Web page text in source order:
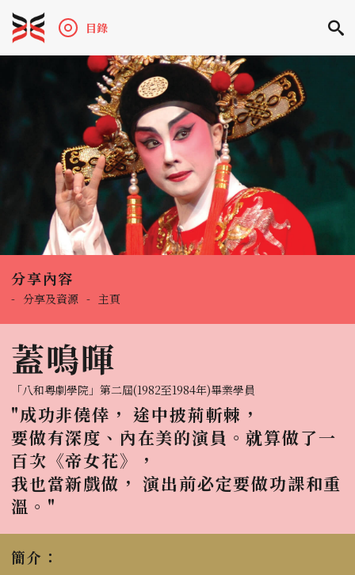
目錄
分享內容
- 分享及資源 - 主頁
蓋鳴暉
「八和粵劇學院」第二屆(1982至1984年)畢業學員
"成功非僥倖， 途中披荊斬棘，
要做有深度、內在美的演員。就算做了一
百次《帝女花》，
我也當新戲做， 演出前必定要做功課和重
溫。"
簡介：